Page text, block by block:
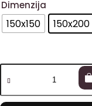
Dimenzija
150x150 150x200